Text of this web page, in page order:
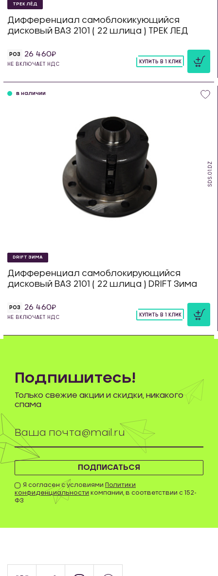
ТРЕК ЛЁД
Дифференциал самоблокикующийся
дисковый ВАЗ 2101 ( 22 шлица ) ТРЕК ЛЕД
РОЗ 26 460
НЕ ВКЛЮЧАЕТ НДС
КУПИТЬ В 1 КЛИК
SDS.01.DZ
в наличии
DRIFT ЗИМА
Дифференциал самоблокирующийся
дисковый ВАЗ 2101 ( 22 шлица ) DRIFT Зима
РОЗ 26 460
НЕ ВКЛЮЧАЕТ НДС
КУПИТЬ В 1 КЛИК
ПОДПИСАТЬСЯ
Я согласен с условиями Политики
конфиденциальности компании, в соответствии с 152-
ФЗ
Подпишитесь!
Только свежие акции и скидки, никакого
спама